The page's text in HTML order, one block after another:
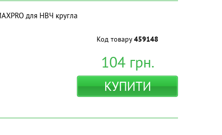
для НВЧ кругла
Код товару459148
104грн.
КУПИТИ